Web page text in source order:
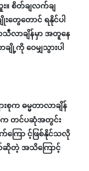
။ စိတ်ချလက်ချ
တွေတောင် ရနိုင်ပါ
သီလာချိန်မှာ အတူနေ
ချို့ကို ဝေမျှသွားပါ
စုက ဓမ္မတာလာချိန်
ါက တင်ပဆုံအတွင်း
က်ကြော င့်ဖြစ်နိုင်သလို
ဆိုတဲ့ အသိကြောင့်